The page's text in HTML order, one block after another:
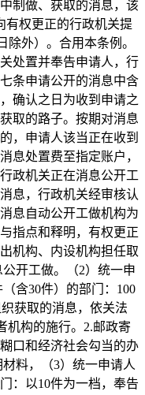
制做、获取的消息，该
有权更正的行政机关提
除外）。合用本条例。
处置并奉告申请人，行
条申请公开的消息中含
确认之日为收到申请之
取的路子。按期对消息
，申请人该当正在收到
息处置费至指定账户，
政机关正在消息公开工
息，行政机关经审核认
息自动公开工做机构为
指点和释明，有权更正
机构、内设机构担任取
开工做。（2）统一申
含30件）的部门：100
获取的消息，依关法
机构的施行。2.邮政寄
口和经济社会勾当的办
料，（3）统一申请人
：以10件为一档，奉告